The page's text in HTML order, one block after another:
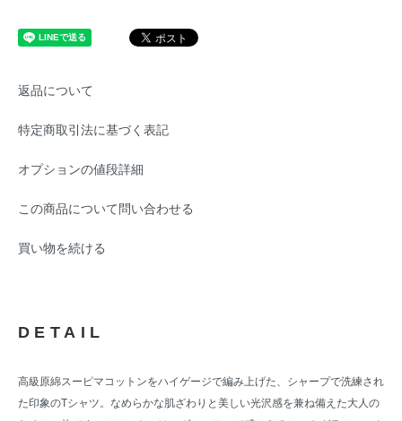
返品について
特定商取引法に基づく表記
オプションの値段詳細
この商品について問い合わせる
買い物を続ける
DETAIL
高級原綿スーピマコットンをハイゲージで編み上げた、シャープで洗練され
た印象のTシャツ。なめらかな肌ざわりと美しい光沢感を兼ね備えた大人の